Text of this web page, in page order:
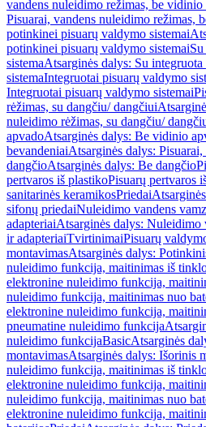
vandens nuleidimo režimas, be vidinio
Pisuarai, vandens nuleidimo režimas,
potinkinei pisuarų valdymo sistemai
potinkinei pisuarų valdymo sistemai
sistemaAtsarginės dalys: Su
sistemaIntegruotai pisuarų valdymo
Integruotai pisuarų valdymo sistemai
rėžimas, su dangčiu/ dangčiui
nuleidimo rėžimas, su dangčiu/
apvadoAtsarginės dalys: Be vidinio
bevandeniaiAtsarginės dalys:
dangčioAtsarginės dalys: Be dangčio
pertvaros iš plastikoPisuarų pertvaros
sanitarinės keramikosPriedai
sifonų priedaiNuleidimo vandens
adapteriaiAtsarginės dalys: Nuleidimo
ir adapteriaiTvirtinimaiPisuarų
montavimasAtsarginės dalys:
nuleidimo funkcija, maitinimas iš
elektronine nuleidimo funkcija,
nuleidimo funkcija, maitinimas nuo
elektronine nuleidimo funkcija,
pneumatine nuleidimo funkcija
nuleidimo funkcijaBasicAtsarginės
montavimasAtsarginės dalys: Išorinis
nuleidimo funkcija, maitinimas iš
elektronine nuleidimo funkcija,
nuleidimo funkcija, maitinimas nuo
elektronine nuleidimo funkcija,